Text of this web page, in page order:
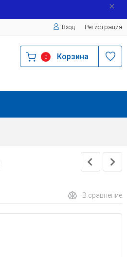
Вход Регистрация
0 Корзина
В сравнение